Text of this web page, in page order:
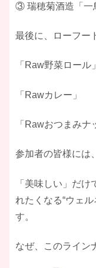
③ 瑞穂菊酒造「一
最後に、ローフー
「Raw野菜ロール」
「Rawカレー」
「Rawおつまみナ
参加者の皆様には、
「美味しい」だ
れたくなる“ウェ
す。
なぜ、このライン